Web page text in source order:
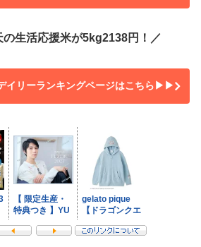
の生活応援米が5kg2138円！／
イリーランキングページはこちら▶▶